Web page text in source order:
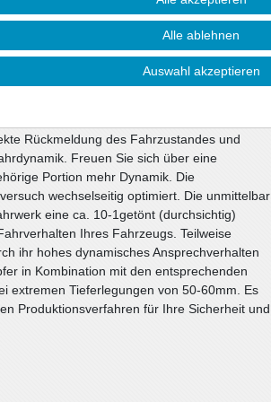
Ansprüche.
sie nicht beschädigt sind. Wir liefern diese
werden die bewährten ap-Sportfedern in
Rückmeldung des Fahrzustandes und
Freuen Sie sich über eine
Portion mehr Dynamik. Die
wechselseitig optimiert. Die unmittelbar
eine ca. 10-1getönt (durchsichtig)
Ihres Fahrzeugs. Teilweise
ihr hohes dynamisches Ansprechverhalten
in Kombination mit den entsprechenden
extremen Tieferlegungen von 50-60mm. Es
Produktionsverfahren für Ihre Sicherheit und
Alle ablehnen
Auswahl akzeptieren